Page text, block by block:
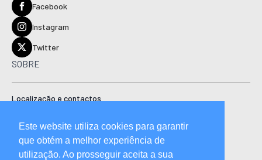
Facebook
Instagram
Twitter
SOBRE
Localização e contactos
Ficha técnica
Manual de boas práticas editoriais e código de conduta
Este website utiliza cookies para garantir
que obtém a melhor experiência de
utilização. Ao prosseguir aceita a sua